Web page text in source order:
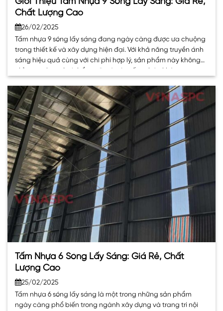
Chất Lượng Cao
26/02/2025
Tấm nhựa 9 sóng lấy sáng đang ngày càng được ưa chuộng
trong thiết kế và xây dựng hiện đại. Với khả năng truyền ánh
sáng hiệu quả cùng với chi phí hợp lý, sản phẩm này không
chỉ mang lại giá trị thẩm mỹ mà còn tối ưu hóa không gian
Tấm Nhựa 6 Sóng Lấy Sáng: Giá Rẻ, Chất
Lượng Cao
25/02/2025
Tấm nhựa 6 sóng lấy sáng là một trong những sản phẩm
ngày càng phổ biến trong ngành xây dựng và trang trí nội